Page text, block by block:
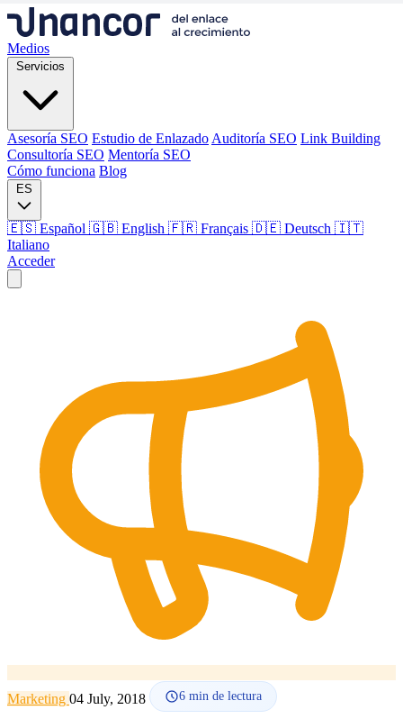
Medios
Servicios
Asesoría SEO Estudio de Enlazado Auditoría SEO Link Building
Consultoría SEO Mentoría SEO
Cómo funciona Blog
ES
🇪🇸 Español 🇬🇧 English 🇫🇷 Français 🇩🇪 Deutsch 🇮🇹
Italiano
Acceder
Estudio de Enlazado Auditoría SEO Link Building
Consultoría SEO
Cómo funciona
Blog
Idioma
🇪🇸 ES
🇬🇧 EN 🇫🇷 FR 🇩🇪 DE
Acceder
Marketing 04 July, 2018 6 min de lectura